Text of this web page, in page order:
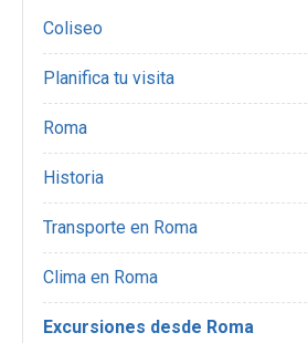
Coliseo
Planifica tu visita
Roma
Historia
Transporte en Roma
Clima en Roma
Excursiones desde Roma